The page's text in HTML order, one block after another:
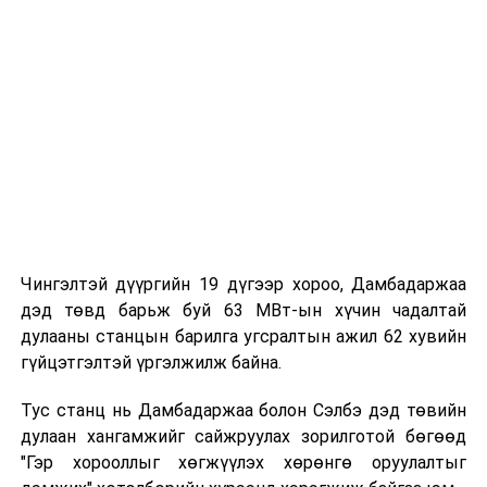
Чингэлтэй дүүргийн 19 дүгээр хороо, Дамбадаржаа
дэд төвд барьж буй 63 МВт-ын хүчин чадалтай
дулааны станцын барилга угсралтын ажил 62 хувийн
гүйцэтгэлтэй үргэлжилж байна.
Тус станц нь Дамбадаржаа болон Сэлбэ дэд төвийн
дулаан хангамжийг сайжруулах зорилготой бөгөөд
"Гэр хорооллыг хөгжүүлэх хөрөнгө оруулалтыг